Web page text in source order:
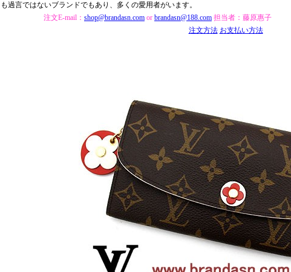
も過言ではないブランドでもあり、多くの愛用者がいます。
注文E-mail： shop@brandasn.com or brandasn@188.com 担当者：藤原惠子
注文方法 お支払い方法